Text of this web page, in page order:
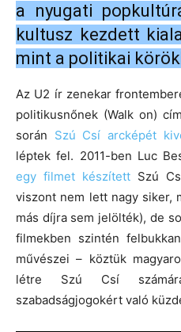
a nyugati
kultusz kezdett
mint a politikai
Az U2 ír zenekar
politikusnőnek (Walk on)
során Szú Csí arcképét
léptek fel. 2011-ben Luc
egy filmet készítettSzú
viszont nem lett nagy siker,
más díjra sem jelölték), de
filmekben szintén
művészei – köztük
létre Szú Csí
szabadságjogokért való